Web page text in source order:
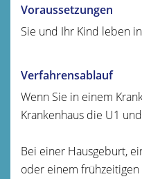
Voraussetzungen
Sie und Ihr Kind leben
Verfahrensablauf
Wenn Sie in einem
Krankenhaus die U1
Bei einer Hausgeburt,
oder einem frühzeitigen